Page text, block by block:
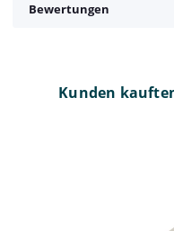
Bewertungen
Kunden